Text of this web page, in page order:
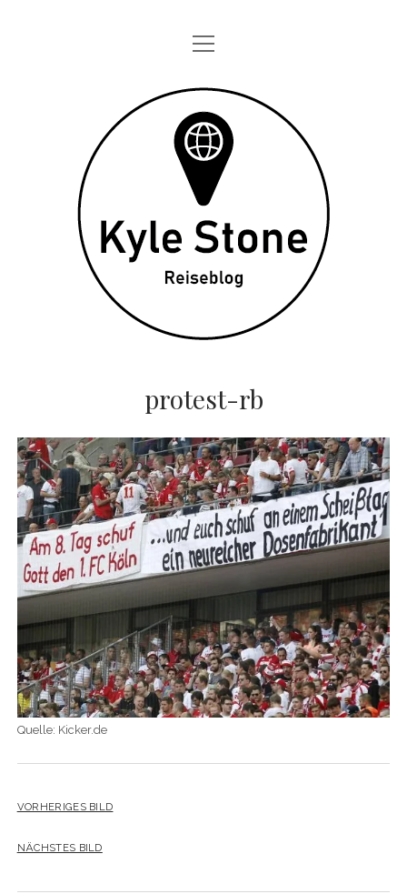
STARTSEITE
ONE DAY IN
TAGEBÜCHER
ÜBER MICH
DATENSCHUTZ
twitterinstagram
Menü
öffnen
Kyle
Stone
protest-rb
Quelle: Kicker.de
VORHERIGES BILD
NÄCHSTES BILD